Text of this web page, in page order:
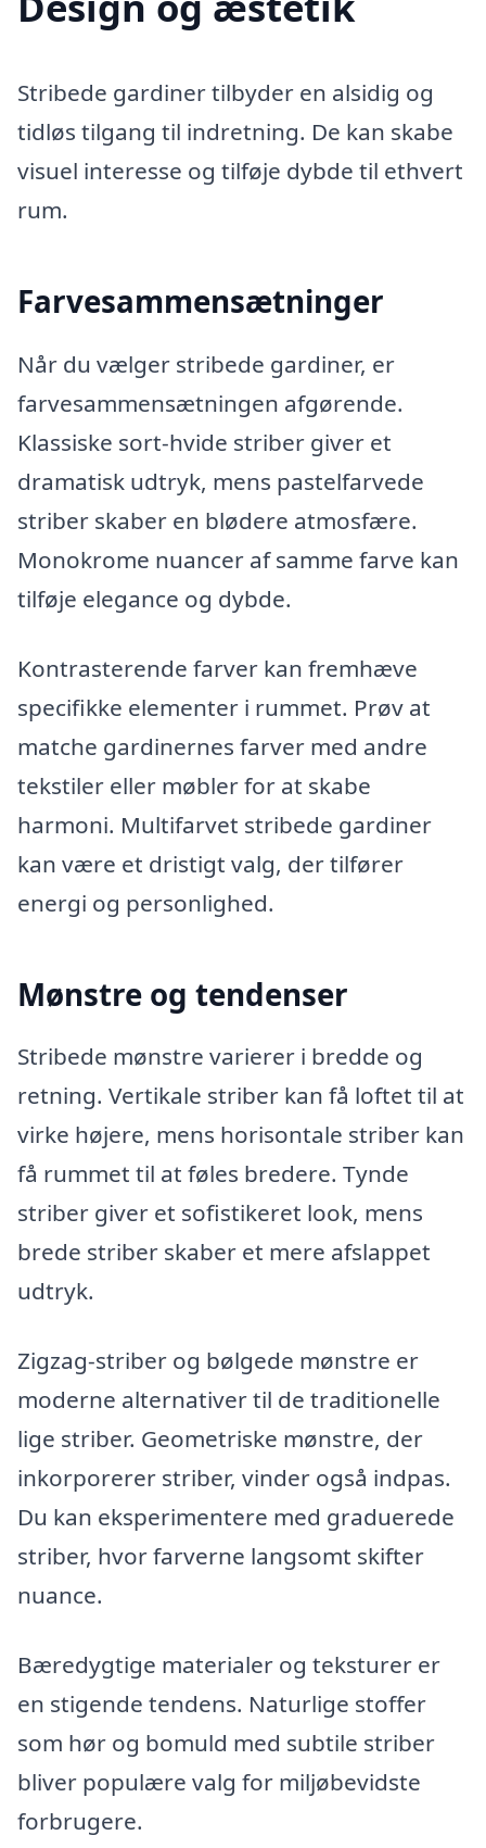
Stribede gardiner tilbyder en alsidig og
tidløs tilgang til indretning. De kan skabe
visuel interesse og tilføje dybde til ethvert
rum.
Farvesammensætninger
Når du vælger stribede gardiner, er
farvesammensætningen afgørende.
Klassiske sort-hvide striber giver et
dramatisk udtryk, mens pastelfarvede
striber skaber en blødere atmosfære.
Monokrome nuancer af samme farve kan
tilføje elegance og dybde.
Kontrasterende farver kan fremhæve
specifikke elementer i rummet. Prøv at
matche gardinernes farver med andre
tekstiler eller møbler for at skabe
harmoni. Multifarvet stribede gardiner
kan være et dristigt valg, der tilfører
energi og personlighed.
Mønstre og tendenser
Stribede mønstre varierer i bredde og
retning. Vertikale striber kan få loftet til at
virke højere, mens horisontale striber kan
få rummet til at føles bredere. Tynde
striber giver et sofistikeret look, mens
brede striber skaber et mere afslappet
udtryk.
Zigzag-striber og bølgede mønstre er
moderne alternativer til de traditionelle
lige striber. Geometriske mønstre, der
inkorporerer striber, vinder også indpas.
Du kan eksperimentere med graduerede
striber, hvor farverne langsomt skifter
nuance.
Bæredygtige materialer og teksturer er
en stigende tendens. Naturlige stoffer
som hør og bomuld med subtile striber
bliver populære valg for miljøbevidste
forbrugere.